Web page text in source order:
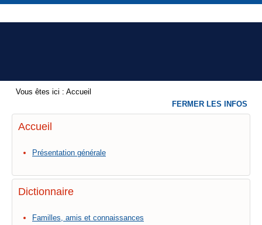
Vous êtes ici : Accueil
Accueil
Présentation générale
Dictionnaire
Familles, amis et connaissances
FERMER LES INFOS